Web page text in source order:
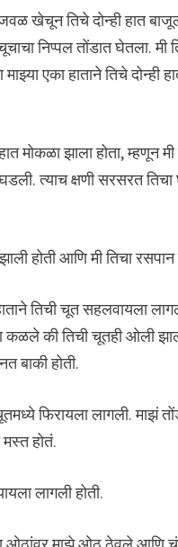
खेचून तिचे दोन्ही हात
निप्पल तोंडात घेतला. मी
एका हाताने तिचे दोन्ही
मोकळा झाला होता, म्हणून मी
त्याच क्षणी सरसरत तिचा
होती आणि मी तिचा
तिची चूत सहलवायला
कळले की तिची चूतही ओली
बाकी होती.
फिरायला लागली. माझं
होतं.
लागली होती.